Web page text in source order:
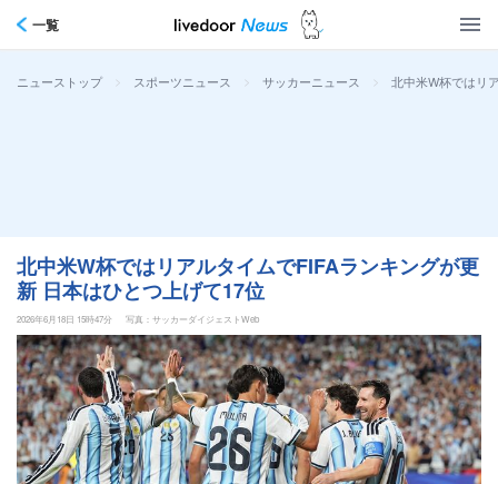
一覧
ニューストップ > スポーツニュース > サッカーニュース > 北中米W杯ではリ
北中米W杯ではリアルタイムでFIFAランキングが更
新 日本はひとつ上げて17位
2026年6月18日 15時47分 写真：サッカーダイジェストWeb